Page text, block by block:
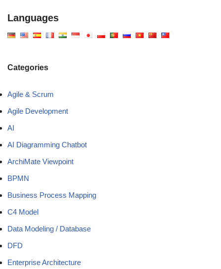
Languages
Categories
Agile & Scrum
Agile Development
AI
AI Diagramming Chatbot
ArchiMate Viewpoint
BPMN
Business Process Mapping
C4 Model
Data Modeling / Database
DFD
Enterprise Architecture